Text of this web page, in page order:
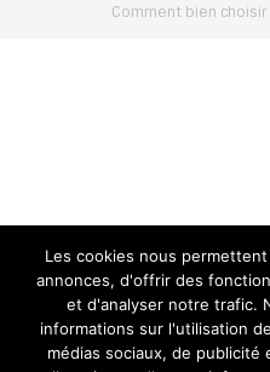
Comment bien
Les cookies nous
annonces, d'offrir des
et d'analyser notre trafic.
informations sur l'utilisation
médias sociaux, de